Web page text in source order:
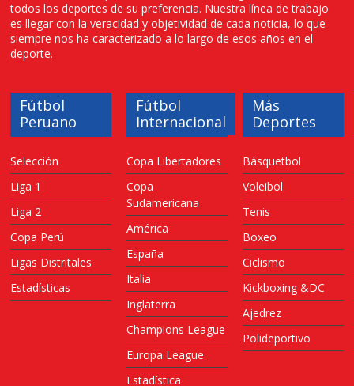
todos los deportes de su preferencia. Nuestra línea de trabajo
es llegar con la veracidad y objetividad de cada noticia, lo que
siempre nos ha caracterizado a lo largo de esos años en el
deporte.
Fútbol
Peruano
Selección
Liga 1
Liga 2
Copa Perú
Ligas Distritales
Estadísticas
Fútbol
Internacional
Copa Libertadores
Copa
Sudamericana
América
España
Italia
Inglaterra
Champions League
Europa League
Estadística
Más
Deportes
Básquetbol
Voleibol
Tenis
Boxeo
Ciclismo
Kickboxing &DC
Ajedrez
Polideportivo